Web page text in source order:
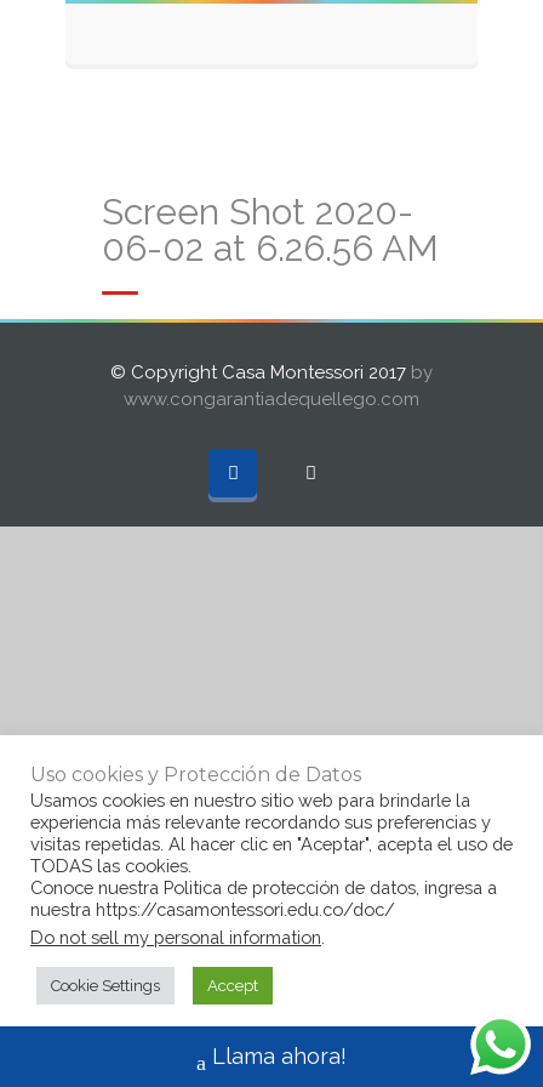
Screen Shot 2020-
06-02 at 6.26.56 AM
© Copyright Casa Montessori 2017 by
www.congarantiadequellego.com
Uso cookies y Protección de Datos
Usamos cookies en nuestro sitio web para brindarle la
experiencia más relevante recordando sus preferencias y
visitas repetidas. Al hacer clic en "Aceptar", acepta el uso de
TODAS las cookies.
Conoce nuestra Politica de protección de datos, ingresa a
nuestra https://casamontessori.edu.co/doc/
Do not sell my personal information
Cookie Settings Accept
Llama ahora!